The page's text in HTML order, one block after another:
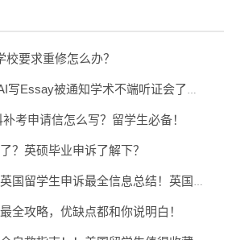
要求重修怎么办？
ai学术不端申诉，用AI写Essay被通知学术不端听证会了怎么办？
考申请信怎么写？留学生必备！
？英硕毕业申诉了解下？
英国补考挂科申诉，英国留学生申诉最全信息总结！英国留学生必收藏！
全攻略，优缺点都和你说明白！